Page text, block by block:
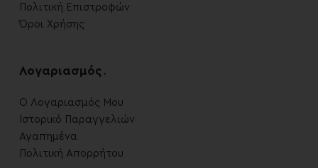
Πολιτική Επιστροφών
Όροι Χρήσης
Λογαριασμός .
Ο Λογαριασμός Μου
Ιστορικό Παραγγελιών
Αγαπημένα
Πολιτική Απορρήτου